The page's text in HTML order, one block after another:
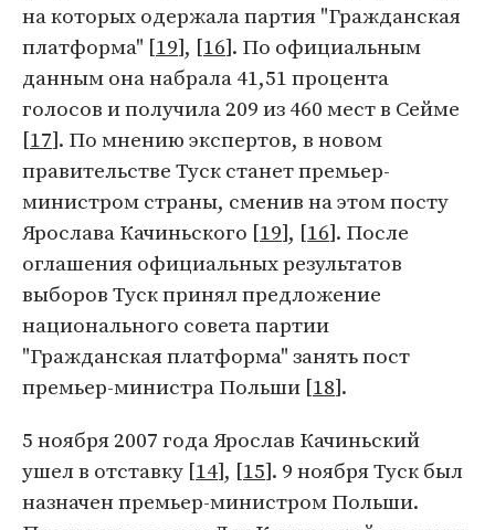
на которых одержала партия "Гражданская
платформа" [19], [16]. По официальным
данным она набрала 41,51 процента
голосов и получила 209 из 460 мест в Сейме
[17]. По мнению экспертов, в новом
правительстве Туск станет премьер-
министром страны, сменив на этом посту
Ярослава Качиньского [19], [16]. После
оглашения официальных результатов
выборов Туск принял предложение
национального совета партии
"Гражданская платформа" занять пост
премьер-министра Польши [18].
5 ноября 2007 года Ярослав Качиньский
ушел в отставку [14], [15]. 9 ноября Туск был
назначен премьер-министром Польши.